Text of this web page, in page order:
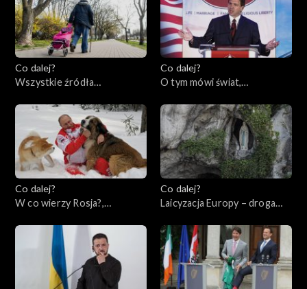
Co dalej?
Wszystkie źródła
Co dalej?
O tym mówi świat,
Co dalej?
W co wierzy Rosja?,
Co dalej?
Laicyzacja Europy – droga